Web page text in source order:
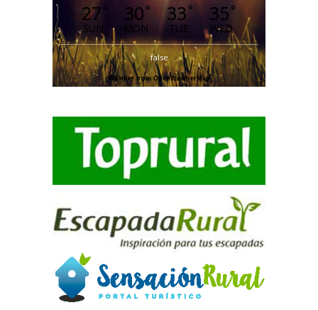
27 °
SUN
30 °
MON
33°
TUE
35 °
WED
false
Weather from OpenWeatherMap